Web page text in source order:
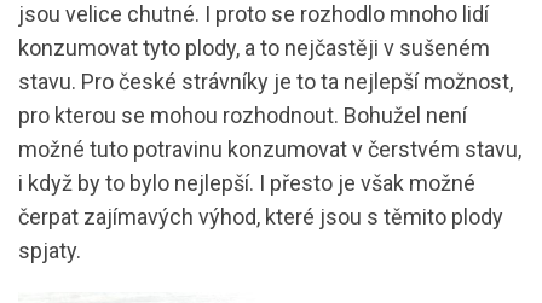
jsou velice chutné. I proto se rozhodlo mnoho lidí
konzumovat tyto plody, a to nejčastěji v sušeném
stavu. Pro české strávníky je to ta nejlepší možnost,
pro kterou se mohou rozhodnout. Bohužel není
možné tuto potravinu konzumovat v čerstvém stavu,
i když by to bylo nejlepší. I přesto je však možné
čerpat zajímavých výhod, které jsou s těmito plody
spjaty.